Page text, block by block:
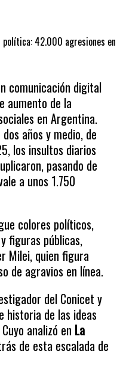
política: 42.000 agresiones en
comunicación digital
aumento de la
en Argentina.
años y medio, de
los insultos diarios
pasando de
a unos 1.750
colores políticos,
figuras públicas,
Milei, quien figura
de agravios en línea.
del Conicet y
historia de las ideas
analizó en La
de esta escalada de